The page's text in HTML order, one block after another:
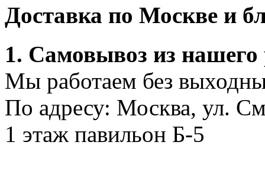
Доставка по Москве и
1. Самовывоз из нашего
Мы работаем без
По адресу: Москва, ул.
1 этаж павильон Б-5